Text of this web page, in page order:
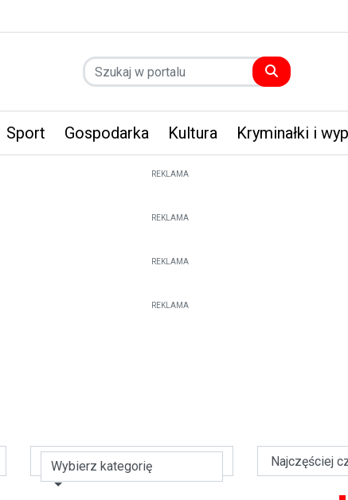
Sport Gospodarka Kultura Kryminałki i
REKLAMA
REKLAMA
REKLAMA
REKLAMA
Wybierz kategorię